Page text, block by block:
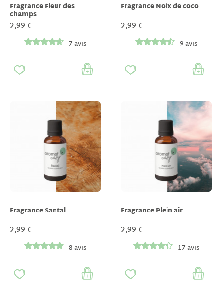
Fragrance Fleur des
champs
2,99 €
7 avis
Fragrance Noix de coco
2,99 €
9 avis
Fragrance Santal
2,99 €
8 avis
Fragrance Plein air
2,99 €
17 avis